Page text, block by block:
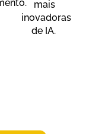
mais
inovadoras
de IA.